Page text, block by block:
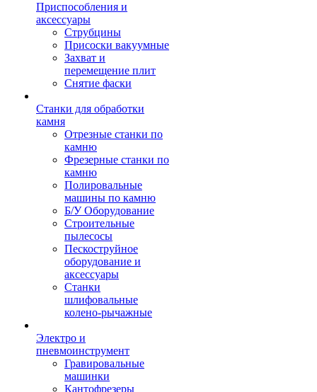
Приспособления и
аксессуары
Струбцины
Присоски вакуумные
Захват и
перемещение плит
Снятие фаски
Станки для обработки
камня
Отрезные станки по
камню
Фрезерные станки по
камню
Полировальные
машины по камню
Б/У Оборудование
Строительные
пылесосы
Пескоструйное
оборудование и
аксессуары
Станки
шлифовальные
колено-рычажные
Электро и
пневмоинструмент
Гравировальные
машинки
Кантофрезеры